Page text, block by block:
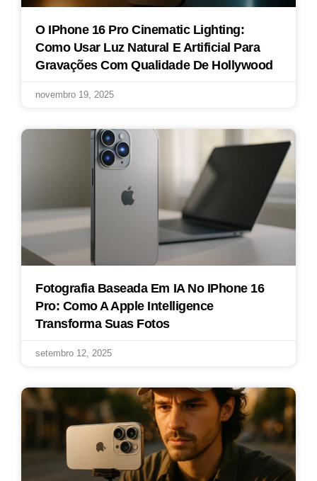
O IPhone 16 Pro Cinematic Lighting:
Como Usar Luz Natural E Artificial Para
Gravações Com Qualidade De Hollywood
novembro 19, 2025
Fotografia Baseada Em IA No IPhone 16
Pro: Como A Apple Intelligence
Transforma Suas Fotos
setembro 12, 2025